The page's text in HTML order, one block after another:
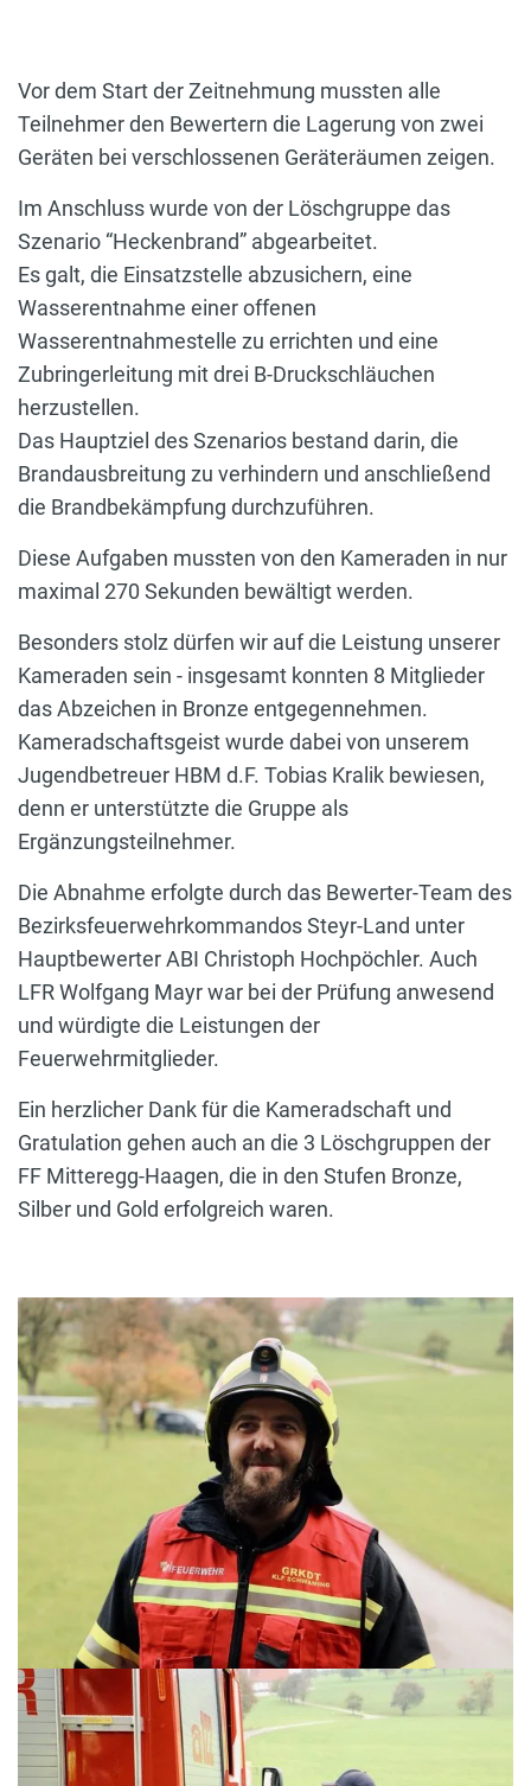
Vor dem Start der Zeitnehmung mussten alle
Teilnehmer den Bewertern die Lagerung von zwei
Geräten bei verschlossenen Geräteräumen zeigen.
Im Anschluss wurde von der Löschgruppe das
Szenario “Heckenbrand” abgearbeitet.
Es galt, die Einsatzstelle abzusichern, eine
Wasserentnahme einer offenen
Wasserentnahmestelle zu errichten und eine
Zubringerleitung mit drei B-Druckschläuchen
herzustellen.
Das Hauptziel des Szenarios bestand darin, die
Brandausbreitung zu verhindern und anschließend
die Brandbekämpfung durchzuführen.
Diese Aufgaben mussten von den Kameraden in nur
maximal 270 Sekunden bewältigt werden.
Besonders stolz dürfen wir auf die Leistung unserer
Kameraden sein - insgesamt konnten 8 Mitglieder
das Abzeichen in Bronze entgegennehmen.
Kameradschaftsgeist wurde dabei von unserem
Jugendbetreuer HBM d.F. Tobias Kralik bewiesen,
denn er unterstützte die Gruppe als
Ergänzungsteilnehmer.
Die Abnahme erfolgte durch das Bewerter-Team des
Bezirksfeuerwehrkommandos Steyr-Land unter
Hauptbewerter ABI Christoph Hochpöchler. Auch
LFR Wolfgang Mayr war bei der Prüfung anwesend
und würdigte die Leistungen der
Feuerwehrmitglieder.
Ein herzlicher Dank für die Kameradschaft und
Gratulation gehen auch an die 3 Löschgruppen der
FF Mitteregg-Haagen, die in den Stufen Bronze,
Silber und Gold erfolgreich waren.